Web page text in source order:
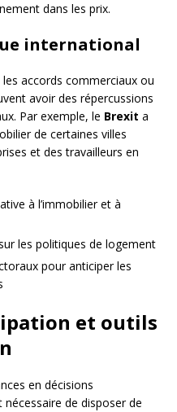
dans les prix.
international
les accords commerciaux ou
avoir des répercussions
Par exemple, le Brexit a
de certaines villes
et des travailleurs en
à l’immobilier et à
les politiques de logement
pour anticiper les
et outils
en décisions
nécessaire de disposer de